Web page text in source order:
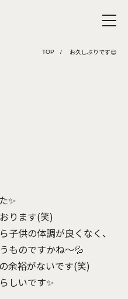
✨
ります(笑)
子供の体調が良くなく、
ものですかね～💦
余裕がないです(笑)
しいです✨
TOP お久しぶりです😊